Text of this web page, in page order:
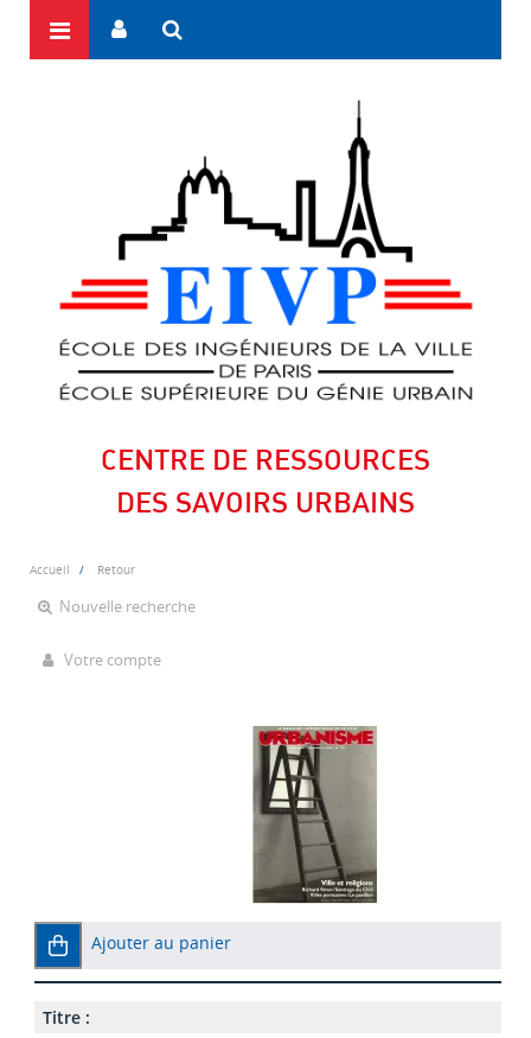
CENTRE DE RESSOURCES
DES SAVOIRS URBAINS
Accueil Retour
Nouvelle recherche
Votre compte
Ajouter au panier
Titre :